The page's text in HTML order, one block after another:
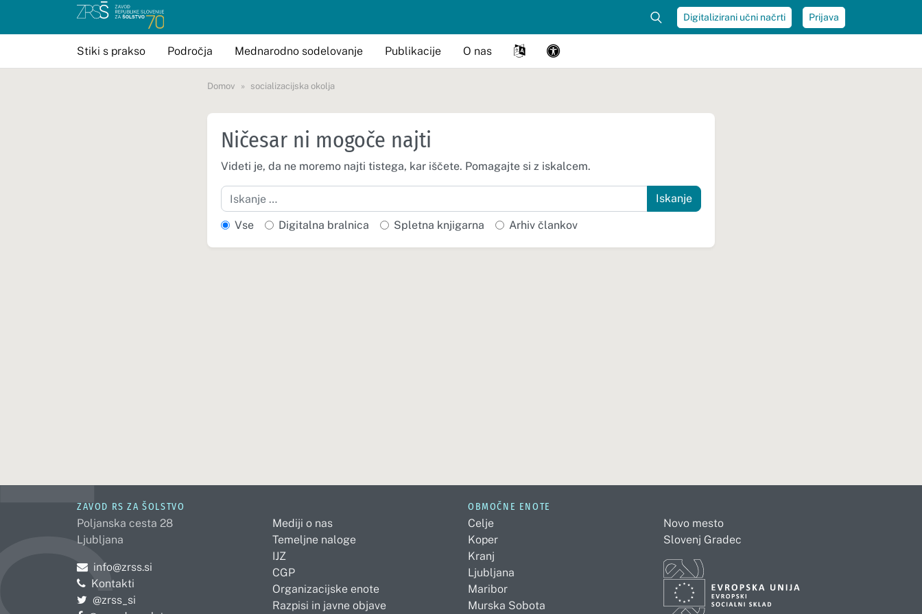
Digitalizirani učni načrti Prijava
Stiki s prakso Področja Mednarodno sodelovanje Publikacije O nas
Domov socializacijska okolja
Ničesar ni mogoče najti
Videti je, da ne moremo najti tistega, kar iščete. Pomagajte si z iskalcem.
Iskanje
Vse Digitalna bralnica Spletna knjigarna Arhiv člankov
ZAVOD RS ZA ŠOLSTVO
Poljanska cesta 28
Ljubljana
Pošljite e-mail na
info@zrss.si
Kontakti
Pojdite na Twitter:
@zrss_si
Mediji o nas
Temeljne naloge
IJZ
CGP
Organizacijske enote
Razpisi in javne objave
OBMOČNE ENOTE
Celje
Koper
Kranj
Ljubljana
Maribor
Murska Sobota
Novo mesto
Slovenj Gradec